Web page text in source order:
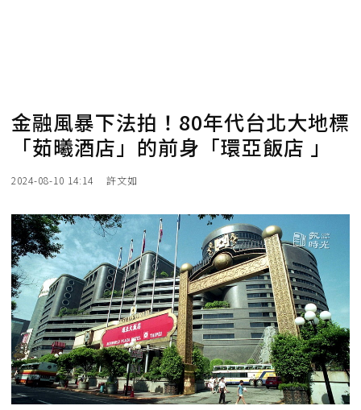
金融風暴下法拍！80年代台北大地標
「茹曦酒店」的前身「環亞飯店 」
2024-08-10 14:14 許文如